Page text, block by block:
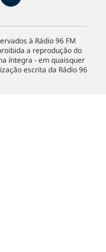
à Rádio 96 FM
a reprodução do
íntegra - em quaisquer
escrita da Rádio 96